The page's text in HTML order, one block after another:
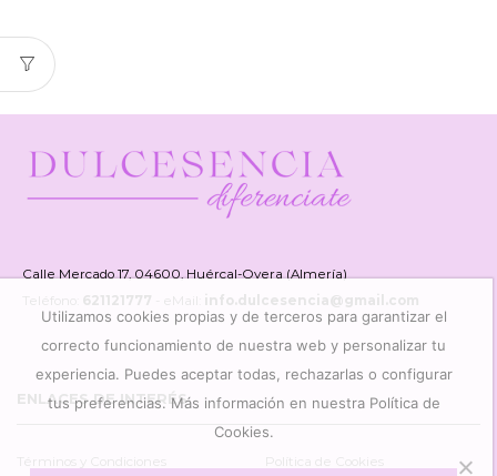
Calle Mercado 17, 04600, Huércal-Overa (Almería)
Teléfono: 621121777 info.dulcesencia@gmail.com
ENLACES DE INTERÉS
Términos y Condiciones Política de Cookies
Utilizamos cookies propias y de terceros para garantizar el
correcto funcionamiento de nuestra web y personalizar tu
experiencia. Puedes aceptar todas, rechazarlas o configurar
tus preferencias. Más información en nuestra Política de
Cookies.